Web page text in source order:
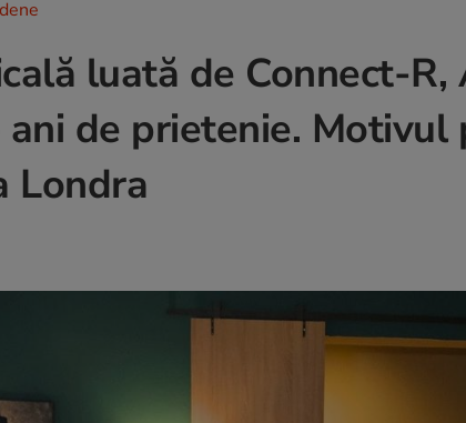
luată de Connect-
de prietenie. Motivul
Londra